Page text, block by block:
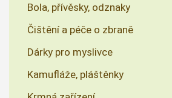
Bola, přívěsky, odznaky
Čištění a péče o zbraně
Dárky pro myslivce
Kamufláže, pláštěnky